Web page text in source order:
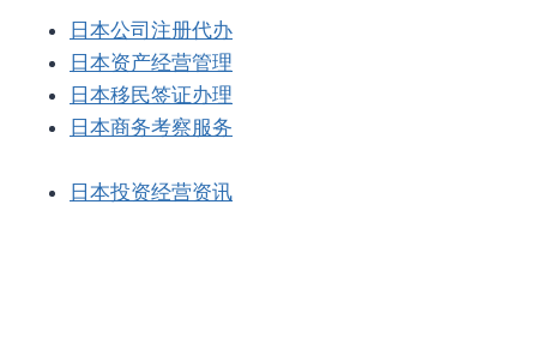
日本公司注册代办
日本资产经营管理
日本移民签证办理
日本商务考察服务
日本投资经营资讯